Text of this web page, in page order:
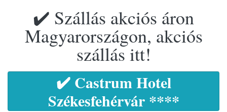
✔️ Szállás akciós áron
Magyarországon, akciós
szállás itt!
✔️ Castrum Hotel
Székesfehérvár ****